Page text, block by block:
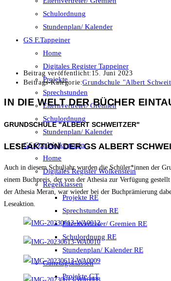
Schulordnung
Stundenplan/ Kalender
GS F.Tappeiner
Home
Digitales Register Tappeiner
Projekte
Sprechstunden
Elternvertreter/ Gremien
Schulordnung
Stundenplan/ Kalender
GS O.v.Wolkenstein
Home
Digitales Register Wolkenstein
Regelklassen
Projekte RE
Sprechstunden RE
Elternvertreter/ Gremien RE
Schulordnung RE
Stundenplan/ Kalender RE
Ganztagsklassen
Projekte GT
Beitrag veröffentlicht: 15. Juni 2023
Beitrags-Kategorie:Grundschule "Albert
IN DIE WELT DER BÜCHER
GRUNDSCHULE "ALBERT SCHWEITZER"
LESEAKTION DER GS ALBERT
Auch in diesem Schuljahr wurden die Schüler*innen der
einem Buchpreis, der von der Athesia zur Verfügung
der Athesia Meran, war wieder bei der Buchprämierung
Leseaktion.